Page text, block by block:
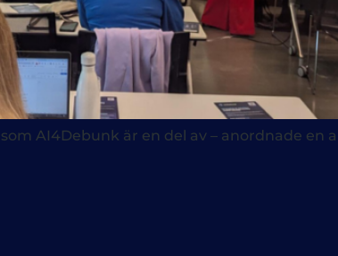
AI4Debunk är en del av – anordnade en